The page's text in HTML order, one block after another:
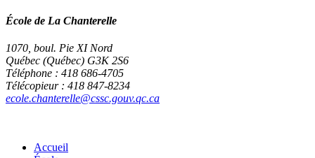
École de La Chanterelle
1070, boul. Pie XI Nord
Québec (Québec) G3K 2S6
Téléphone : 418 686-4705
Télécopieur : 418 847-8234
ecole.chanterelle@cssc.gouv.qc.ca
Accueil